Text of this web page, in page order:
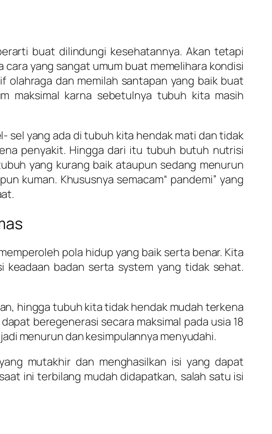
buat dilindungi kesehatannya. Akan tetapi
yang sangat umum buat memelihara kondisi
olahraga dan memilah santapan yang baik buat
maksimal karna sebetulnya tubuh kita masih
sel yang ada di tubuh kita hendak mati dan tidak
penyakit. Hingga dari itu tubuh butuh nutrisi
yang kurang baik ataupun sedang menurun
kuman. Khususnya semacam“ pandemi” yang
pola hidup yang baik serta benar. Kita
badan serta system yang tidak sehat.
hingga tubuh kita tidak hendak mudah terkena
beregenerasi secara maksimal pada usia 18
menurun dan kesimpulannya menyudahi.
mutakhir dan menghasilkan isi yang dapat
ini terbilang mudah didapatkan, salah satu isi